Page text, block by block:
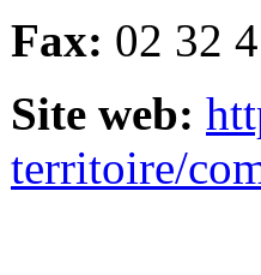
Fax: 02 32
Site web:
territoire/